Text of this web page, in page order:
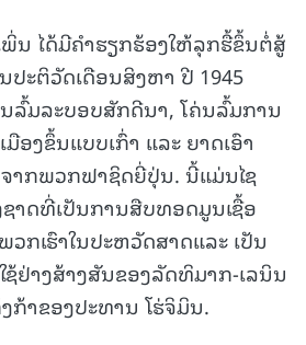
ພິ່ນ ໄດ້ມີຄຳຮຽກຮ້ອງໃຫ້ລຸກຮື້ຂຶ້ນຕໍ່ສູ້
ປະຕິວັດເດືອນສິງຫາ ປີ 1945
ລົ້ມລະບອບສັກດີນາ, ໂຄ່ນລົ້ມການ
ອງຂຶ້ນແບບເກົ່າ ແລະ ຍາດເອົາ
າກພວກຟາຊິດຍີ່ປຸ່ນ. ນີ້ແມ່ນໄຊ
າດທີ່ເປັນການສືບທອດມູນເຊື້ອ
ກເຮົາໃນປະຫວັດສາດແລະ ເປັນ
ຊ້ຢ່າງສ້າງສັນຂອງລັດທິມາກ-ເລນິນ
ກ້າຂອງປະທານ ໂຮ່ຈິມິນ.